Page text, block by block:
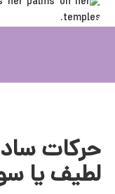
حرکات
لطیف یا